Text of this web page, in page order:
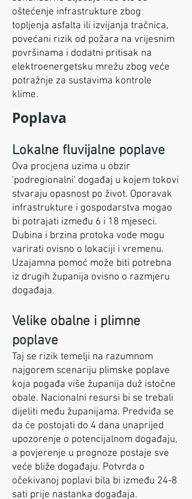
oštećenje infrastrukture zbog
topljenja asfalta ili izvijanja tračnica,
povećani rizik od požara na vrijesnim
površinama i dodatni pritisak na
elektroenergetsku mrežu zbog veće
potražnje za sustavima kontrole
klime.
Poplava
Lokalne fluvijalne poplave
Ova procjena uzima u obzir
'podregionalni' događaj u kojem tokovi
stvaraju opasnost po život. Oporavak
infrastrukture i gospodarstva mogao
bi potrajati između 6 i 18 mjeseci.
Dubina i brzina protoka vode mogu
varirati ovisno o lokaciji i vremenu.
Uzajamna pomoć može biti potrebna
iz drugih županija ovisno o razmjeru
događaja.
Velike obalne i plimne
poplave
Taj se rizik temelji na razumnom
najgorem scenariju plimske poplave
koja pogađa više županija duž istočne
obale. Nacionalni resursi bi se trebali
dijeliti među županijama. Predviđa se
da će postojati do 4 dana unaprijed
upozorenje o potencijalnom događaju,
a povjerenje u prognoze postaje sve
veće bliže događaju. Potvrda o
očekivanoj poplavi bila bi između 24-8
sati prije nastanka događaja.